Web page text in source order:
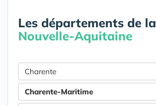
Les départements de la
Nouvelle-Aquitaine
Charente
Charente-Maritime